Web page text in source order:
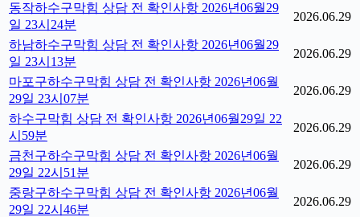
동작하수구막힘 상담 전 확인사항 2026년06월29
일 23시24분
2026.06.29
하남하수구막힘 상담 전 확인사항 2026년06월29
일 23시13분
2026.06.29
마포구하수구막힘 상담 전 확인사항 2026년06월
29일 23시07분
2026.06.29
하수구막힘 상담 전 확인사항 2026년06월29일 22
시59분
2026.06.29
금천구하수구막힘 상담 전 확인사항 2026년06월
29일 22시51분
2026.06.29
중랑구하수구막힘 상담 전 확인사항 2026년06월
29일 22시46분
2026.06.29